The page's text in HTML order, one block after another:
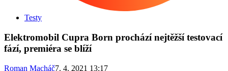
Testy
Elektromobil Cupra Born prochází nejtěžší testovací
fází, premiéra se blíží
Roman Macháč7. 4. 2021 13:17